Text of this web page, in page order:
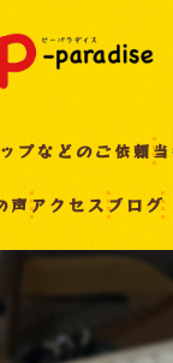
プなどのご依頼
声アクセスブログ